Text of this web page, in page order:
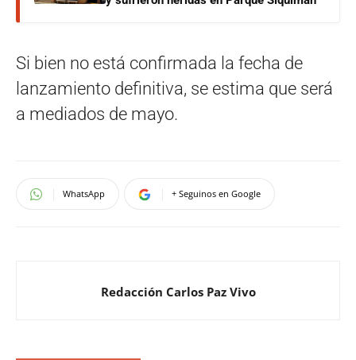
Si bien no está confirmada la fecha de
lanzamiento definitiva, se estima que será
a mediados de mayo.
WhatsApp + Seguinos en Google
Redacción Carlos Paz Vivo